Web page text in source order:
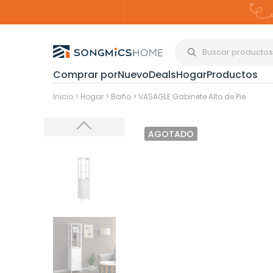
Comprar porNuevoDealsHogarProductos
Organización del
Inicio > Hogar > Baño > VASAGLE Gabinete Alto de Pie
AGOTADO